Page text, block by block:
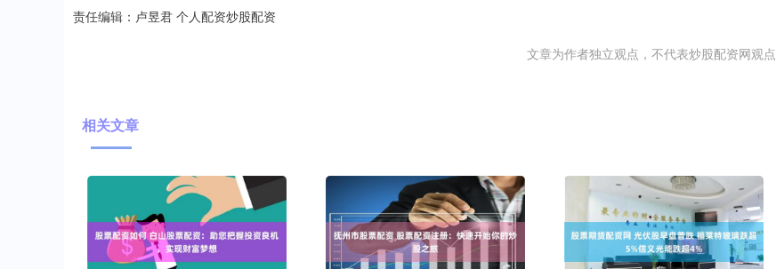
责任编辑：卢昱君 个人配资炒股配资
文章为作者独立观点，不代表炒股配资网观点
相关文章